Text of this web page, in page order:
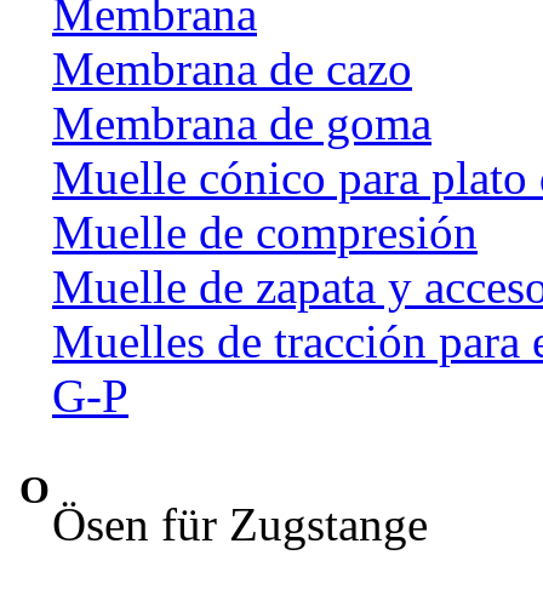
Membrana
Membrana de cazo
Membrana de goma
Muelle cónico para plato
Muelle de compresión
Muelle de zapata y
Muelles de tracción
G-P
O
Ösen für Zugstange